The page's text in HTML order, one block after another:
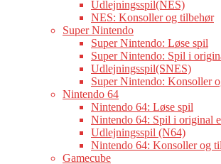
Udlejningsspil(NES)
NES: Konsoller og tilbehør
Super Nintendo
Super Nintendo: Løse spil
Super Nintendo: Spil i
Udlejningsspil(SNES)
Super Nintendo: Konsoller
Nintendo 64
Nintendo 64: Løse spil
Nintendo 64: Spil i original
Udlejningsspil (N64)
Nintendo 64: Konsoller og
Gamecube